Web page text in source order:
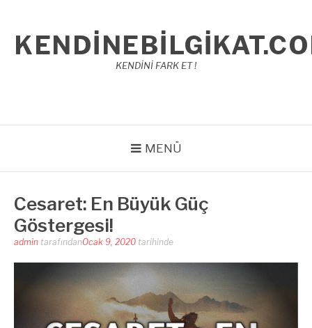
KENDİNİ FARK ET !
MENÜ
Cesaret: En Büyük Güç
Göstergesi!
admin tarafındanOcak 9, 2020 tarihinde